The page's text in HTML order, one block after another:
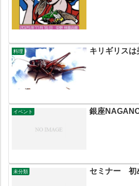
料理 キリギリスは
イベント 銀座
未分類 セミナー 初